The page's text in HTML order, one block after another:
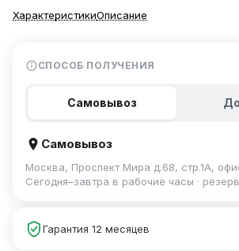
ХарактеристикиОписание
СПОСОБ ПОЛУЧЕНИЯ
Самовывоз
Самовывоз
Москва, Проспект Мира д.68, стр.1А,
Сегодня–завтра в рабочие часы ·
Гарантия 12 месяцев